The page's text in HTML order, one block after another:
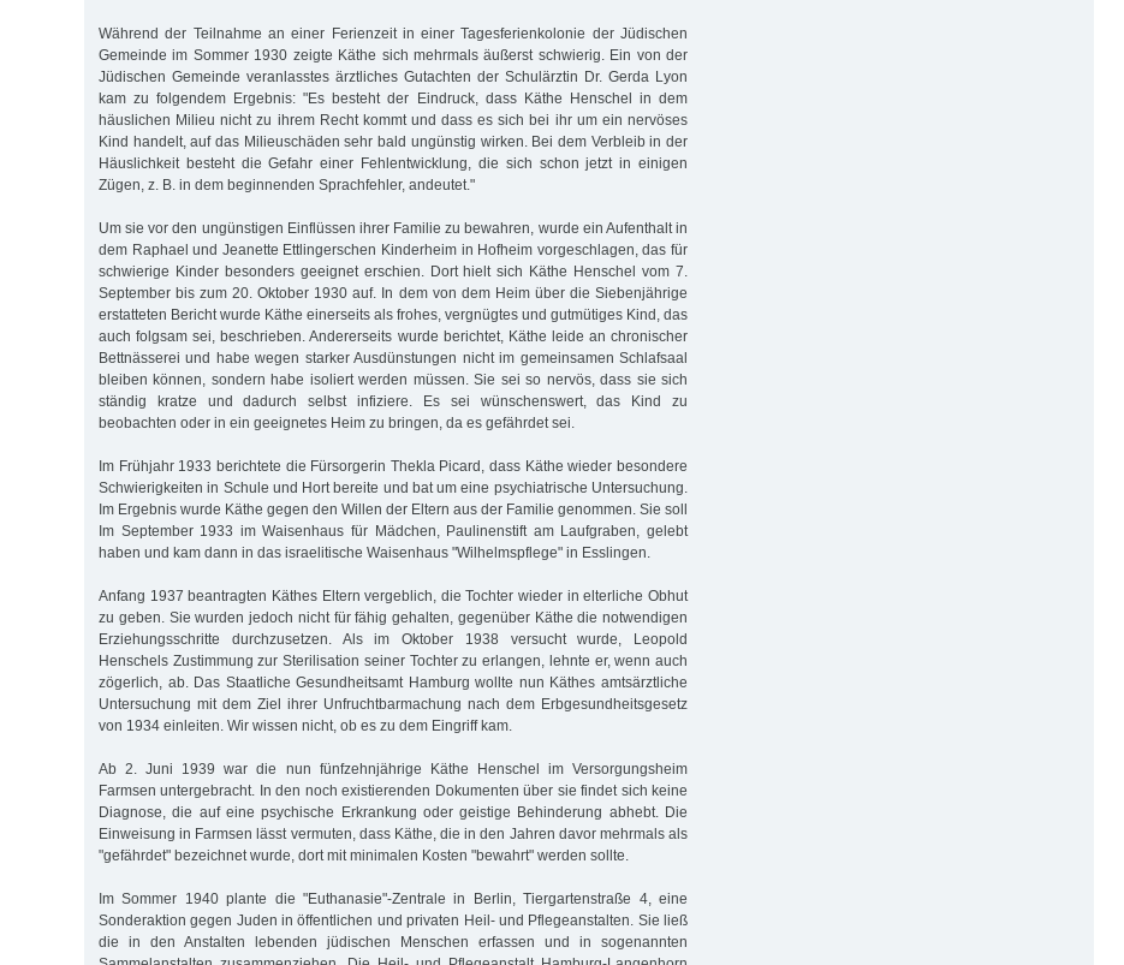
Während der Teilnahme an einer Ferienzeit in einer Tagesferienkolonie der Jüdischen
Gemeinde im Sommer 1930 zeigte Käthe sich mehrmals äußerst schwierig. Ein von der
Jüdischen Gemeinde veranlasstes ärztliches Gutachten der Schulärztin Dr. Gerda Lyon
kam zu folgendem Ergebnis: "Es besteht der Eindruck, dass Käthe Henschel in dem
häuslichen Milieu nicht zu ihrem Recht kommt und dass es sich bei ihr um ein nervöses
Kind handelt, auf das Milieuschäden sehr bald ungünstig wirken. Bei dem Verbleib in der
Häuslichkeit besteht die Gefahr einer Fehlentwicklung, die sich schon jetzt in einigen
Zügen, z. B. in dem beginnenden Sprachfehler, andeutet."
Um sie vor den ungünstigen Einflüssen ihrer Familie zu bewahren, wurde ein Aufenthalt in
dem Raphael und Jeanette Ettlingerschen Kinderheim in Hofheim vorgeschlagen, das für
schwierige Kinder besonders geeignet erschien. Dort hielt sich Käthe Henschel vom 7.
September bis zum 20. Oktober 1930 auf. In dem von dem Heim über die Siebenjährige
erstatteten Bericht wurde Käthe einerseits als frohes, vergnügtes und gutmütiges Kind, das
auch folgsam sei, beschrieben. Andererseits wurde berichtet, Käthe leide an chronischer
Bettnässerei und habe wegen starker Ausdünstungen nicht im gemeinsamen Schlafsaal
bleiben können, sondern habe isoliert werden müssen. Sie sei so nervös, dass sie sich
ständig kratze und dadurch selbst infiziere. Es sei wünschenswert, das Kind zu
beobachten oder in ein geeignetes Heim zu bringen, da es gefährdet sei.
Im Frühjahr 1933 berichtete die Fürsorgerin Thekla Picard, dass Käthe wieder besondere
Schwierigkeiten in Schule und Hort bereite und bat um eine psychiatrische Untersuchung.
Im Ergebnis wurde Käthe gegen den Willen der Eltern aus der Familie genommen. Sie soll
Im September 1933 im Waisenhaus für Mädchen, Paulinenstift am Laufgraben, gelebt
haben und kam dann in das israelitische Waisenhaus "Wilhelmspflege" in Esslingen.
Anfang 1937 beantragten Käthes Eltern vergeblich, die Tochter wieder in elterliche Obhut
zu geben. Sie wurden jedoch nicht für fähig gehalten, gegenüber Käthe die notwendigen
Erziehungsschritte durchzusetzen. Als im Oktober 1938 versucht wurde, Leopold
Henschels Zustimmung zur Sterilisation seiner Tochter zu erlangen, lehnte er, wenn auch
zögerlich, ab. Das Staatliche Gesundheitsamt Hamburg wollte nun Käthes amtsärztliche
Untersuchung mit dem Ziel ihrer Unfruchtbarmachung nach dem Erbgesundheitsgesetz
von 1934 einleiten. Wir wissen nicht, ob es zu dem Eingriff kam.
Ab 2. Juni 1939 war die nun fünfzehnjährige Käthe Henschel im Versorgungsheim
Farmsen untergebracht. In den noch existierenden Dokumenten über sie findet sich keine
Diagnose, die auf eine psychische Erkrankung oder geistige Behinderung abhebt. Die
Einweisung in Farmsen lässt vermuten, dass Käthe, die in den Jahren davor mehrmals als
"gefährdet" bezeichnet wurde, dort mit minimalen Kosten "bewahrt" werden sollte.
Im Sommer 1940 plante die "Euthanasie"-Zentrale in Berlin, Tiergartenstraße 4, eine
Sonderaktion gegen Juden in öffentlichen und privaten Heil- und Pflegeanstalten. Sie ließ
die in den Anstalten lebenden jüdischen Menschen erfassen und in sogenannten